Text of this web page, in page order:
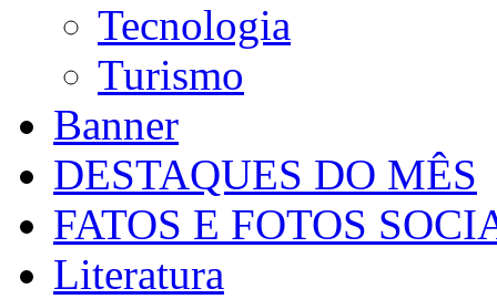
Tecnologia
Turismo
Banner
DESTAQUES DO MÊS
FATOS E FOTOS
Literatura